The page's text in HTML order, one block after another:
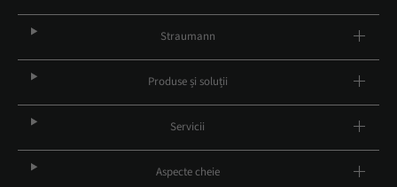
Straumann
Produse și soluții
Servicii
Aspecte cheie